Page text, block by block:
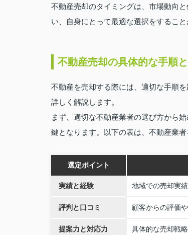
不動産売却のタイミングは、市場動向
い、自身にとって最適な選択をするこ
不動産売却の具体的な手順
不動産を売却する際には、適切な手順
詳しく解説します。
まず、適切な不動産業者の選び方から
鍵となります。以下の表は、不動産業
選定ポイント
実績と経験 地域での売却実
評判と口コミ 顧客からの評価
提案力と対応力 具体的な売却戦